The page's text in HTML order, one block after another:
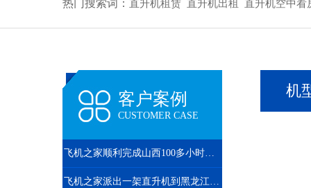
热门搜索词： 直升机租赁 直升机出租 直升机空中看
客户案例
CUSTOMER CASE
飞机之家顺利完成山西100多小时直升机测绘
飞机之家派出一架直升机到黑龙江齐齐哈尔执行为期半年任务
机